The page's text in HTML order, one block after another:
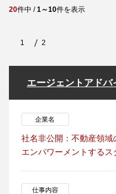
20件中 /1～10件を表示
1 2
エージェントアドバ
企業名
社名非公開：不動産領
エンパワーメントする
仕事内容